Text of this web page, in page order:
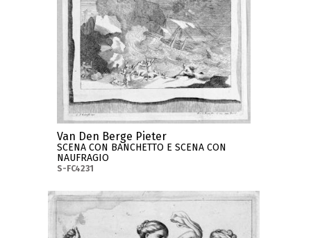
Van Den Berge Pieter
SCENA CON BANCHETTO E SCENA CON
NAUFRAGIO
S-FC4231